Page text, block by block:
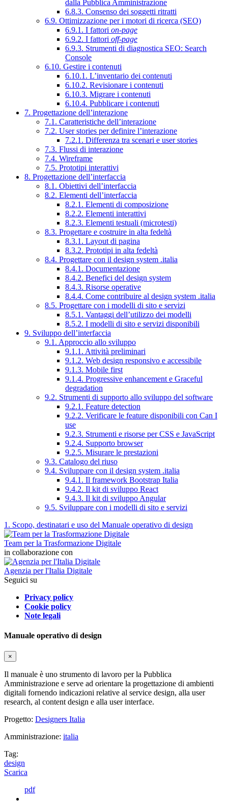
dalla Pubblica Amministrazione
6.8.3. Consenso dei soggetti ritratti
6.9. Ottimizzazione per i motori di ricerca (SEO)
6.9.1. I fattori on-page
6.9.2. I fattori off-page
6.9.3. Strumenti di diagnostica SEO: Search
Console
6.10. Gestire i contenuti
6.10.1. L’inventario dei contenuti
6.10.2. Revisionare i contenuti
6.10.3. Migrare i contenuti
6.10.4. Pubblicare i contenuti
7. Progettazione dell’interazione
7.1. Caratteristiche dell’interazione
7.2. User stories per definire l’interazione
7.2.1. Differenza tra scenari e user stories
7.3. Flussi di interazione
7.4. Wireframe
7.5. Prototipi interattivi
8. Progettazione dell’interfaccia
8.1. Obiettivi dell’interfaccia
8.2. Elementi dell’interfaccia
8.2.1. Elementi di composizione
8.2.2. Elementi interattivi
8.2.3. Elementi testuali (microtesti)
8.3. Progettare e costruire in alta fedeltà
8.3.1. Layout di pagina
8.3.2. Prototipi in alta fedeltà
8.4. Progettare con il design system .italia
8.4.1. Documentazione
8.4.2. Benefici del design system
8.4.3. Risorse operative
8.4.4. Come contribuire al design system .italia
8.5. Progettare con i modelli di sito e servizi
8.5.1. Vantaggi dell’utilizzo dei modelli
8.5.2. I modelli di sito e servizi disponibili
9. Sviluppo dell’interfaccia
9.1. Approccio allo sviluppo
9.1.1. Attività preliminari
9.1.2. Web design responsivo e accessibile
9.1.3. Mobile first
9.1.4. Progressive enhancement e Graceful
degradation
9.2. Strumenti di supporto allo sviluppo del software
9.2.1. Feature detection
9.2.2. Verificare le feature disponibili con Can I
use
9.2.3. Strumenti e risorse per CSS e JavaScript
9.2.4. Supporto browser
9.2.5. Misurare le prestazioni
9.3. Catalogo del riuso
9.4. Sviluppare con il design system .italia
9.4.1. Il framework Bootstrap Italia
9.4.2. Il kit di sviluppo React
9.4.3. Il kit di sviluppo Angular
9.5. Sviluppare con i modelli di sito e servizi
1. Scopo, destinatari e uso del Manuale operativo di design
Team per la Trasformazione Digitale
in collaborazione con
Agenzia per l'Italia Digitale
Seguici su
Privacy policy
Cookie policy
Note legali
Manuale operativo di design
×
Il manuale è uno strumento di lavoro per la Pubblica
Amministrazione e serve ad orientare la progettazione di ambienti
digitali fornendo indicazioni relative al service design, alla user
research, al content design e alla user interface.
Progetto: Designers Italia
Amministrazione: italia
Tag:
design
Scarica
pdf